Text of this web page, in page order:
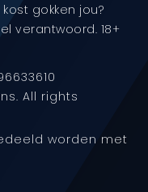
kost gokken jou?
verantwoord. 18+
All rights
worden met